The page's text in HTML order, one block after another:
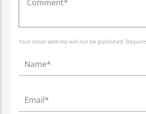
Your email address will not be published.